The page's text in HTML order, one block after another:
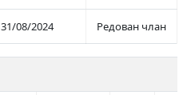
31/08/2024 Редован члан